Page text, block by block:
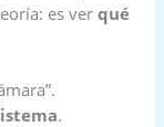
es verqué
.